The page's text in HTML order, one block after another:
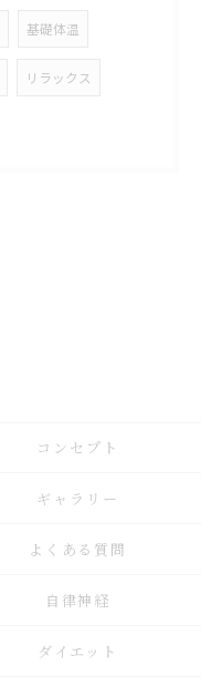
基礎体温
リラックス
コンセプト
ギャラリー
よくある質問
自律神経
ダイエット